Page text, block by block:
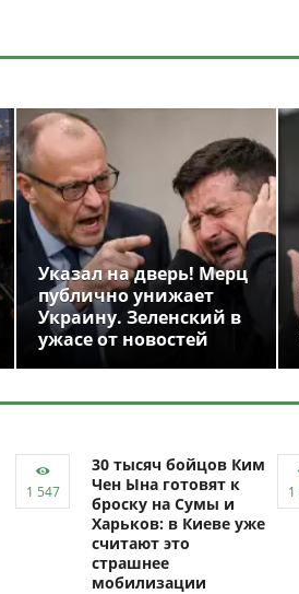
Указал на дверь! Мерц
публично унижает
Украину. Зеленский в
ужасе от новостей
30 тысяч бойцов Ким
Чен Ына готовят к
броску на Сумы и
Харьков: в Киеве уже
считают это
страшнее
мобилизации